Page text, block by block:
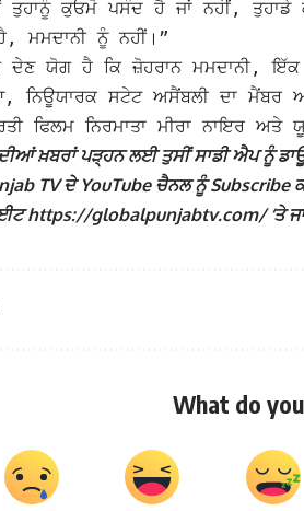
ਤੁਹਾਨੂੰ ਕੁਓਮੋ ਪਸੰਦ ਹੈ ਜਾਂ ਨਹੀਂ,
ਮਮਦਾਨੀ ਨੂੰ ਨਹੀਂ।”
ਯੋਗ ਹੈ ਕਿ ਜ਼ੋਹਰਾਨ ਮਮਦਾਨੀ, ਇੱਕ
ਨਿਊਯਾਰਕ ਸਟੇਟ ਅਸੈਂਬਲੀ ਦਾ ਮੈਂਬਰ
ਫਿਲਮ ਨਿਰਮਾਤਾ ਮੀਰਾ ਨਾਇਰ ਅਤੇ
ਖ਼ਬਰਾਂ ਪੜ੍ਹਨ ਲਈ ਤੁਸੀਂ ਸਾਡੀ ਐਪ ਨੂੰ
TV ਦੇ YouTube ਚੈਨਲ ਨੂੰ
https://globalpunjabtv.com/ ‘ਤੇ
What do